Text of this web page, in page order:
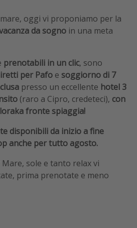
oggi vi proponiamo per la
da sogno in una meta
prenotabili in un clic, sono
per Pafo e soggiorno di 7
presso un eccellente hotel 3
(raro a Cipro, credeteci), con
fronte spiaggia!
disponibili da inizio a fine
anche per tutto agosto.
sole e tanto relax vi
prima prenotate e meno